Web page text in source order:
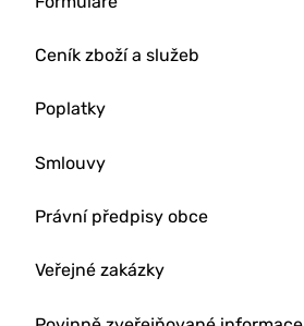
Ceník zboží a služeb
Poplatky
Smlouvy
Právní předpisy obce
Veřejné zakázky